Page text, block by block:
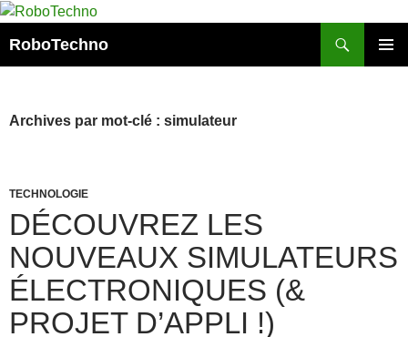
Aller
contenu
RoboTechno
Archives par mot-clé : simulateur
TECHNOLOGIE
DÉCOUVREZ LES
NOUVEAUX SIMULATEURS
ÉLECTRONIQUES (&
PROJET D’APPLI !)